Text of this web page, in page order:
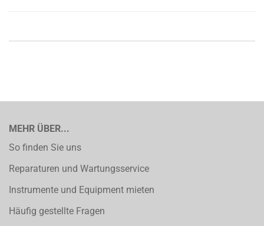
MEHR ÜBER...
So finden Sie uns
Reparaturen und Wartungsservice
Instrumente und Equipment mieten
Häufig gestellte Fragen